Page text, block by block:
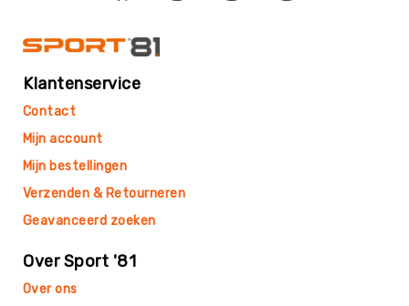
Beweeg
Wijs-
Navigatie
Koningsspelen
Thema's
Visuele
Klantenservice
Contact
Mijn account
Mijn bestellingen
Verzenden & Retourneren
Geavanceerd zoeken
Over Sport '81
Over ons